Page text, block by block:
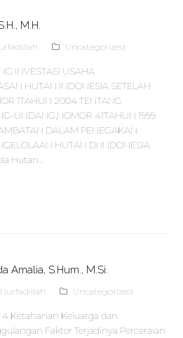
M.H.
Uncategorized
INVESTASI USAHA
HUTAN INDONESIA SETELAH
1TAHUN 2004 TENTANG
UNDANG,NOMOR 41TAHUN 1999
DALAM PENEGAKAN
HUTAN DI INDONESIA
Hutan…
Amalia, S.Hum., M.Si.
Nurfadillah Uncategorized
Ketahanan Keluarga dan
Faktor Terjadinya Perceraian